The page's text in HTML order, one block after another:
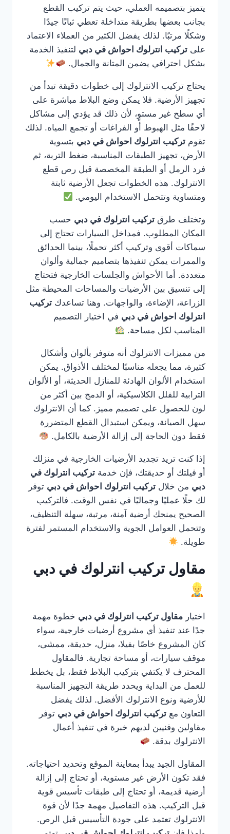
يتميز بتصميمه العملي، حيث يتم تركيب القطع
بجانب بعضها بطريقة متداخلة تعطي ثباتًا جيدًا
وشكلًا مرتبًا. لذلك يفضل الكثير من العملاء الاعتماد
على تركيب انترلوك احواش في دبي لتنفيذ الخدمة
بشكل احترافي يضمن المتانة والجمال.
يحتاج تركيب الانترلوك إلى خطوات دقيقة تبدأ من
تجهيز الأرضية. فلا يمكن وضع البلاط مباشرة على
أي سطح غير مستوٍ، لأن ذلك قد يؤدي إلى مشاكل
لاحقًا مثل الهبوط أو الفراغات أو تجمع المياه. لذلك
تقوم تركيب انترلوك احواش في دبي بتسوية
الأرض، تجهيز الطبقات المناسبة، ضغط التربة، ثم
فرد الرمل أو الطبقة المخصصة قبل رص قطع
الانترلوك. هذه الخطوات تجعل الأرضية ثابتة
ومتساوية وتتحمل الاستخدام اليومي.
وتختلف طرق تركيب انترلوك في دبي حسب
المكان المطلوب. فمداخل السيارات تحتاج إلى
سماكات أقوى وتركيب أكثر تحملًا، بينما الحدائق
والممرات يمكن تنفيذها بتصاميم جمالية وألوان
متعددة. أما الأحواش والجلسات الخارجية فتحتاج
إلى تنسيق بين الأرضيات والمساحات المحيطة مثل
الزراعة، الإضاءة، والواجهات. وهنا تساعدك تركيب
انترلوك احواش في دبي في اختيار التصميم
المناسب لكل مساحة.
من مميزات الانترلوك أنه متوفر بألوان وأشكال
كثيرة، مما يجعله مناسبًا لمختلف الأذواق. يمكن
استخدام الألوان الهادئة للمنازل الحديثة، أو الألوان
الترابية للفلل الكلاسيكية، أو الدمج بين أكثر من
لون للحصول على تصميم مميز. كما أن الانترلوك
سهل الصيانة، ويمكن استبدال القطع المتضررة
فقط دون الحاجة إلى إزالة الأرضية بالكامل.
إذا كنت تريد تجديد الأرضيات الخارجية في منزلك
أو فيلتك أو حديقتك، فإن خدمة تركيب انترلوك في
دبي من خلال تركيب انترلوك احواش في دبي توفر
لك حلًا عمليًا وجماليًا في نفس الوقت. فالتركيب
الصحيح يمنحك أرضية آمنة، مرتبة، سهلة التنظيف،
وتتحمل العوامل الجوية والاستخدام المستمر لفترة
طويلة.
مقاول تركيب انترلوك في دبي
اختيار مقاول تركيب انترلوك في دبي خطوة مهمة
جدًا عند تنفيذ أي مشروع أرضيات خارجية، سواء
كان المشروع خاصًا بفيلا، منزل، حديقة، ممشى،
موقف سيارات، أو مساحة تجارية. فالمقاول
المحترف لا يكتفي بتركيب البلاط فقط، بل يخطط
للعمل من البداية ويحدد طريقة التجهيز المناسبة
للأرضية ونوع الانترلوك الأفضل. لذلك يفضل
التعاون مع تركيب انترلوك احواش في دبي توفر
مقاولين وفنيين لديهم خبرة في تنفيذ أعمال
الانترلوك بدقة.
المقاول الجيد يبدأ بمعاينة الموقع وتحديد احتياجاته.
فقد تكون الأرض غير مستوية، أو تحتاج إلى إزالة
أرضية قديمة، أو تحتاج إلى طبقات تأسيس قوية
قبل التركيب. هذه التفاصيل مهمة جدًا لأن قوة
الانترلوك تعتمد على جودة التأسيس قبل الرص.